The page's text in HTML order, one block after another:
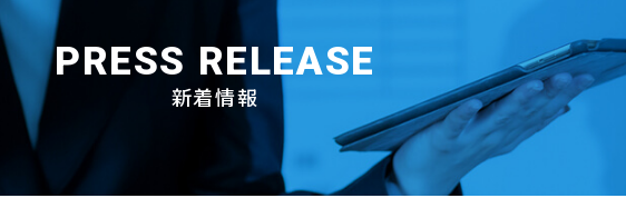
PRESS RELEASE
新着情報
契約している株式会社関電工が開発した「測定支援システム：BLuE」が、